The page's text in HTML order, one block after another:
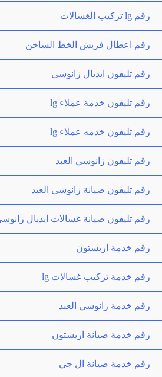
رقم lg تركيب الغسالات
رقم اعطال فريش الخط الساخن
رقم تليفون ايديال زانوسي
رقم تليفون خدمة عملاء lg
رقم تليفون خدمه عملاء lg
رقم تليفون زانوسي العبد
رقم تليفون صيانة زانوسي العبد
رقم تليفون صيانة غسالات ايديال زانوسي
رقم خدمة اريستون
رقم خدمة تركيب غسالات lg
رقم خدمة زانوسي العبد
رقم خدمة صيانة اريستون
رقم خدمة صيانة ال جي